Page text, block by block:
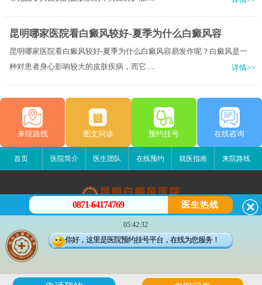
昆明哪家医院看白癜风较好-夏季为什么白癜风容
昆明哪家医院看白癜风较好-夏季为什么白癜风容易发作呢？白癜风是一
种对患者身心影响较大的皮肤疾病，而它.....
详情>>
来院路线 图文问诊 预约挂号 在线咨询
首页 医院简介 医生团队 在线预约 就医指南 来院路线
昆明白癜风医院
昆明市五华区护国路2号
版权所有：昆明白癜风医院
滇公安备 53010202000563号
0871-64174769 医生热线
05:42:32
你好，这里是医院预约挂号平台，在线为您服务！